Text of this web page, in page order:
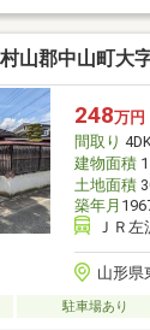
山郡中山町大
248万円
間取り
建物面積
土地面積
築年月
ＪＲ
山形県
駐車場あり